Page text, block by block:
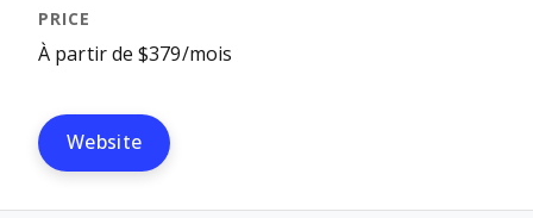
À partir de $379/mois
Website